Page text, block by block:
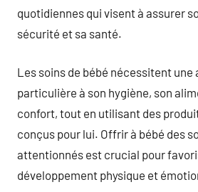
quotidiennes qui visent à assurer
sécurité et sa santé.
Les soins de bébé nécessitent
particulière à son hygiène, son
confort, tout en utilisant des
conçus pour lui. Offrir à bébé des
attentionnés est crucial pour
développement physique et